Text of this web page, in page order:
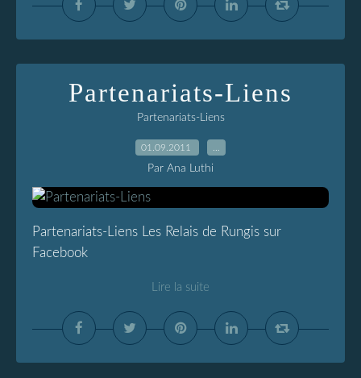
Partenariats-Liens
Partenariats-Liens
01.09.2011
Par Ana Luthi
Partenariats-Liens Les Relais de Rungis sur
Facebook
Lire la suite